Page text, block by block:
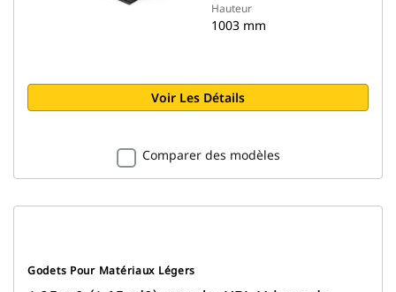
Hauteur
1003 mm
Voir Les Détails
Comparer des modèles
Godets Pour Matériaux Légers